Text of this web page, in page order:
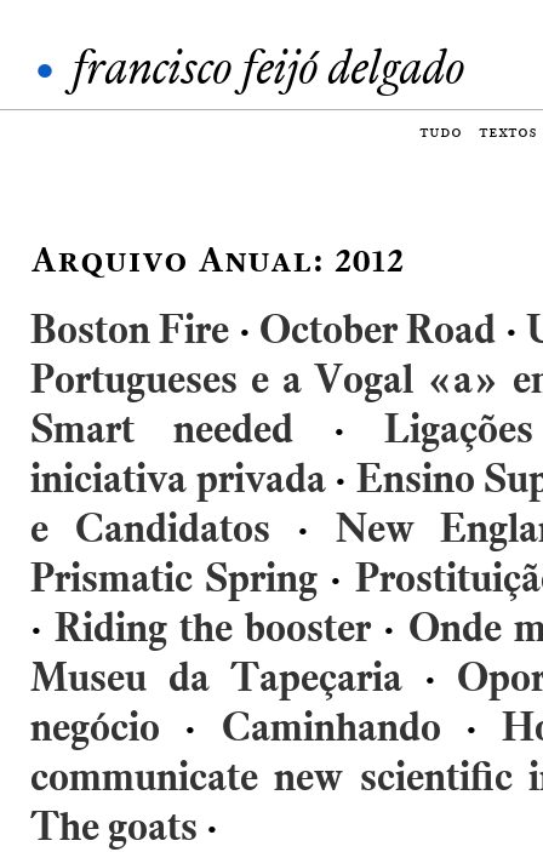
• francisco feijó delgado
tudo textos
Arquivo Anual: 2012
Boston Fire · October Road ·
Portugueses e a Vogal «a»
Smart needed ·
iniciativa privada· Ensino
e Candidatos · New
Prismatic Spring ·
·Riding the booster· Onde
Museu da Tapeçaria ·
negócio · Caminhando ·
communicate new scientific
The goats ·